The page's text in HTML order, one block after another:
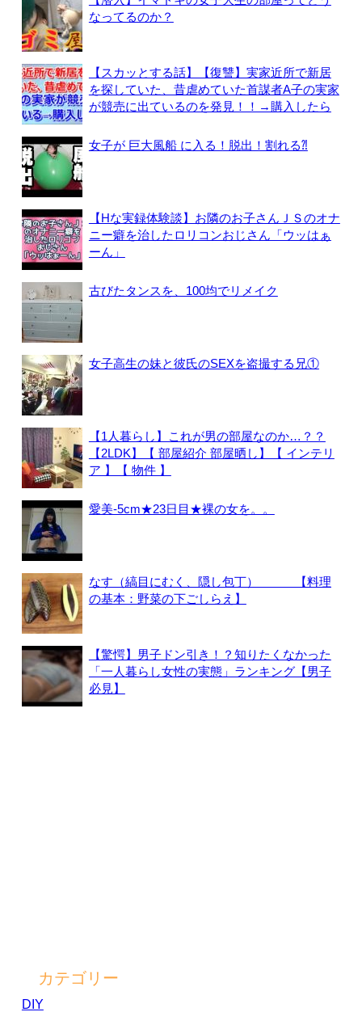
なってるのか？
【スカッとする話】【復讐】実家近所で新居
を探していた、昔虐めていた首謀者A子の実家
が競売に出ているのを発見！！→購入したら
女子が 巨大風船 に入る！脱出！割れる⁈
【Hな実録体験談】お隣のお子さんＪＳのオナ
ニー癖を治したロリコンおじさん「ウッはぁ
ーん」
古びたタンスを、100均でリメイク
女子高生の妹と彼氏のSEXを盗撮する兄①
【1人暮らし】これが男の部屋なのか…？？
【2LDK】【 部屋紹介 部屋晒し】【 インテリ
ア 】【 物件 】
愛美-5cm★23日目★裸の女を。。
なす（縞目にむく、隠し包丁） 【料理
の基本：野菜の下ごしらえ】
【驚愕】男子ドン引き！？知りたくなかった
「一人暮らし女性の実態」ランキング【男子
必見】
カテゴリー
DIY